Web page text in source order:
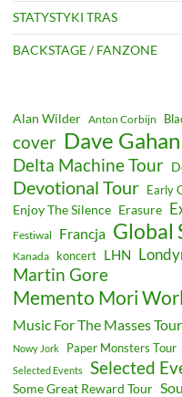
STATYSTYKI TRAS
BACKSTAGE / FANZONE
Alan Wilder Anton Corbijn
cover Dave Gahan
Delta Machine Tour
Devotional Tour Early
Enjoy The Silence Erasure
Festiwal Francja Global
Kanada koncert LHN
Martin Gore
Memento Mori
Music For The Masses Tour
Nowy Jork Paper Monsters Tour
Selected Events Selected
Some Great Reward Tour